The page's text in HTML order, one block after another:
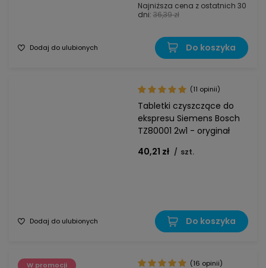
Najniższa cena z ostatnich 30
dni:36,39 zł
Dodaj do ulubionych Do koszyka
Tabletki czyszczące do
ekspresu Siemens Bosch
TZ80001 2w1 - oryginał
40,21 zł / szt.
(11 opinii)
Dodaj do ulubionych Do koszyka
W promocji (16 opinii)